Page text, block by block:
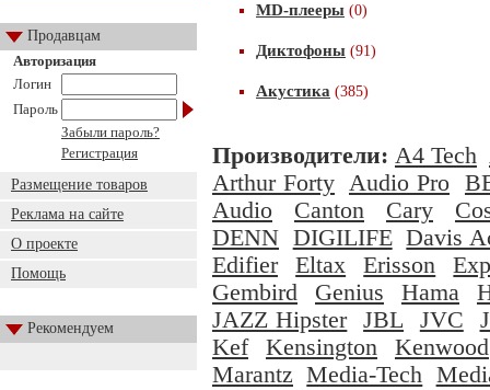
Продавцам
Авторизация
Логин
Пароль
Забыли пароль?
Регистрация
Размещение товаров
Реклама на сайте
О проекте
Помощь
Рекомендуем
MD-плееры (0)
Диктофоны (91)
Акустика (385)
Производители: A4 Tech
Arthur Forty Audio Pro
Audio
Canton Cary
DENN DIGILIFE Davis
Edifier
Eltax Erisson
Gembird
Genius Hama
JAZZ Hipster
JBL JVC
Kef
Kensington
Kenwood
Marantz Media-Tech